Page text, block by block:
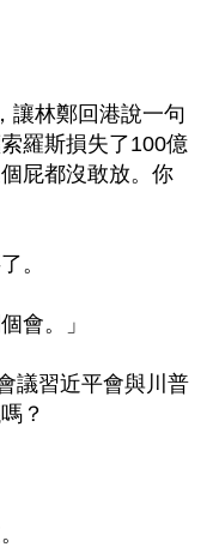
讓林鄭回港說一句
羅斯損失了100億
屁都沒敢放。你
。
會。」
議習近平會與川普
？